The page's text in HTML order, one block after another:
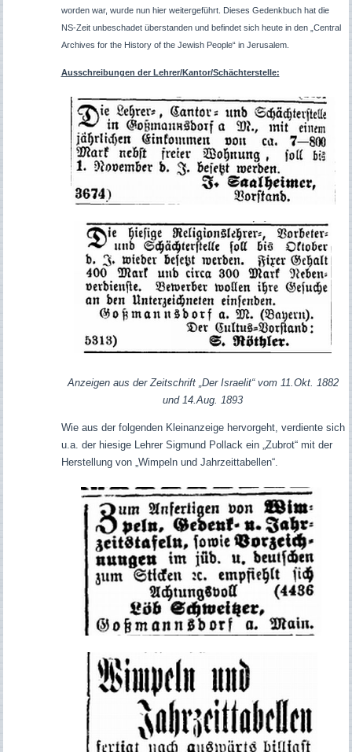
worden war, wurde nun hier weitergeführt. Dieses Gedenkbuch hat die
NS-Zeit unbeschadet überstanden und befindet sich heute in den „Central
Archives for the History of the Jewish People“ in Jerusalem.
Ausschreibungen der Lehrer/Kantor/Schächterstelle:
Anzeigen aus der Zeitschrift „Der Israelit“ vom 11.Okt. 1882
und 14.Aug. 1893
Wie aus der folgenden Kleinanzeige hervorgeht, verdiente sich
u.a. der hiesige Lehrer Sigmund Pollack ein „Zubrot“ mit der
Herstellung von „Wimpeln und Jahrzeittabellen“.